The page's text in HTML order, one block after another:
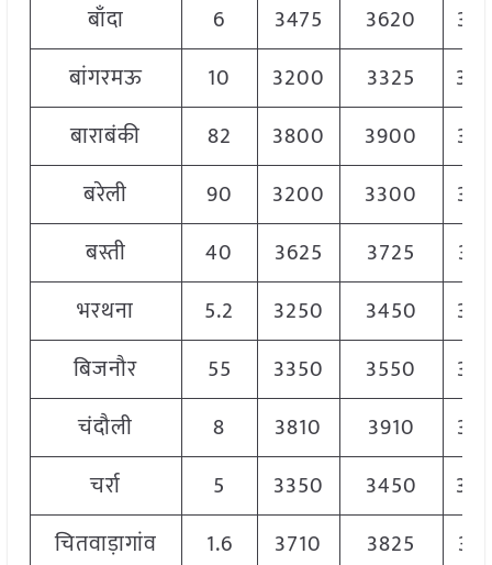
बाँदा
6 3475 3620
बांगरमऊ
10 3200 3325
बाराबंकी
82 3800 3900
बरेली
90 3200 3300
बस्ती
40 3625 3725
भरथना
5.2 3250 3450
बिजनौर
55 3350 3550
चंदौली
8 3810 3910
चर्रा
5 3350 3450
चितवाड़ागांव
1.6 3710 3825